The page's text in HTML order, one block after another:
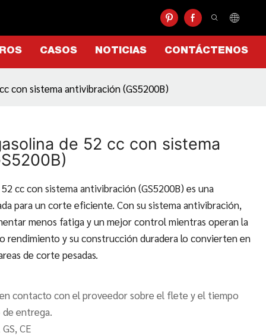
CASOS NOTICIAS CONTÁCTENOS
con sistema antivibración (GS5200B)
de 52 cc con sistema
cc con sistema antivibración (GS5200B) es una
para un corte eficiente. Con su sistema antivibración,
menos fatiga y un mejor control mientras operan la
rendimiento y su construcción duradera lo convierten en
de corte pesadas.
contacto con el proveedor sobre el flete y el tiempo
entrega.
CE